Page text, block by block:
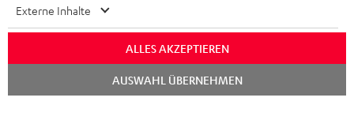
BILDUNGSRABATT
Entsorgungsgebühren für Batterien sind im Preis inbegriffen.
Datenschutz Daten-Einstellungen
Vertrag widerrufen
Externe Inhalte
ALLES AKZEPTIEREN
AUSWAHL ÜBERNEHMEN